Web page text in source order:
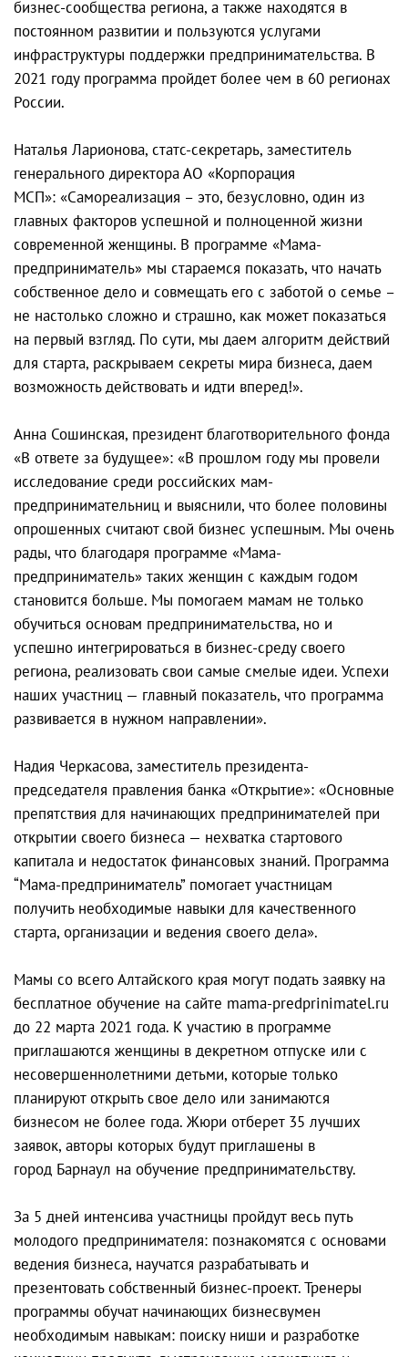
бизнес-сообщества региона, а также находятся в
постоянном развитии и пользуются услугами
инфраструктуры поддержки предпринимательства. В
2021 году программа пройдет более чем в 60 регионах
России.
Наталья Ларионова, статс-секретарь, заместитель
генерального директора АО «Корпорация
МСП»: «Самореализация – это, безусловно, один из
главных факторов успешной и полноценной жизни
современной женщины. В программе «Мама-
предприниматель» мы стараемся показать, что начать
собственное дело и совмещать его с заботой о семье –
не настолько сложно и страшно, как может показаться
на первый взгляд. По сути, мы даем алгоритм действий
для старта, раскрываем секреты мира бизнеса, даем
возможность действовать и идти вперед!».
Анна Сошинская, президент благотворительного фонда
«В ответе за будущее»: «В прошлом году мы провели
исследование среди российских мам-
предпринимательниц и выяснили, что более половины
опрошенных считают свой бизнес успешным. Мы очень
рады, что благодаря программе «Мама-
предприниматель» таких женщин с каждым годом
становится больше. Мы помогаем мамам не только
обучиться основам предпринимательства, но и
успешно интегрироваться в бизнес-среду своего
региона, реализовать свои самые смелые идеи. Успехи
наших участниц — главный показатель, что программа
развивается в нужном направлении».
Надия Черкасова, заместитель президента-
председателя правления банка «Открытие»: «Основные
препятствия для начинающих предпринимателей при
открытии своего бизнеса — нехватка стартового
капитала и недостаток финансовых знаний. Программа
“Мама-предприниматель” помогает участницам
получить необходимые навыки для качественного
старта, организации и ведения своего дела».
Мамы со всего Алтайского края могут подать заявку на
бесплатное обучение на сайте mama-predprinimatel.ru
до 22 марта 2021 года. К участию в программе
приглашаются женщины в декретном отпуске или с
несовершеннолетними детьми, которые только
планируют открыть свое дело или занимаются
бизнесом не более года. Жюри отберет 35 лучших
заявок, авторы которых будут приглашены в
город Барнаул на обучение предпринимательству.
За 5 дней интенсива участницы пройдут весь путь
молодого предпринимателя: познакомятся с основами
ведения бизнеса, научатся разрабатывать и
презентовать собственный бизнес-проект. Тренеры
программы обучат начинающих бизнесвумен
необходимым навыкам: поиску ниши и разработке